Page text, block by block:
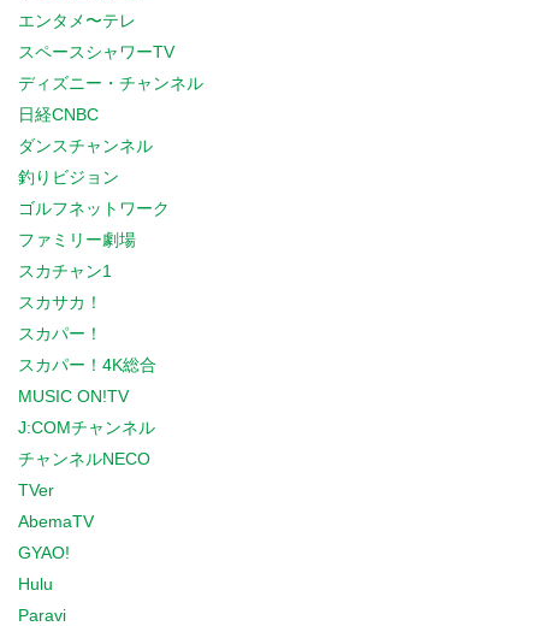
エンタメ〜テレ
スペースシャワーTV
ディズニー・チャンネル
日経CNBC
ダンスチャンネル
釣りビジョン
ゴルフネットワーク
ファミリー劇場
スカチャン1
スカサカ！
スカパー！
スカパー！4K総合
MUSIC ON!TV
J:COMチャンネル
チャンネルNECO
TVer
AbemaTV
GYAO!
Hulu
Paravi